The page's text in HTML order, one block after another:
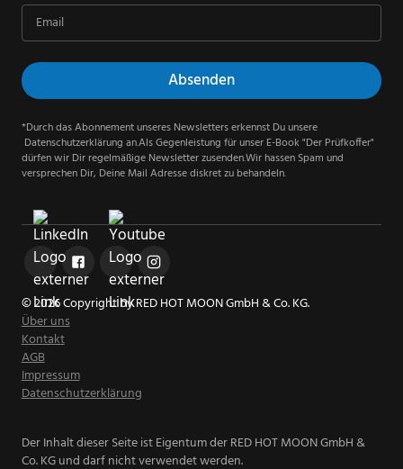
*Durch das Abonnement unseres Newsletters erkennst Du unsere
Datenschutzerklärung an.Als Gegenleistung für unser E-Book "Der Prüfkoffer"
dürfen wir Dir regelmäßige Newsletter zusenden.Wir hassen Spam und
versprechen Dir, Deine Mail Adresse diskret zu behandeln.
© 2026 Copyright by RED HOT MOON GmbH & Co. KG.
Über uns
Kontakt
AGB
Impressum
Datenschutzerklärung
Der Inhalt dieser Seite ist Eigentum der RED HOT MOON GmbH &
Co. KG und darf nicht verwendet werden.